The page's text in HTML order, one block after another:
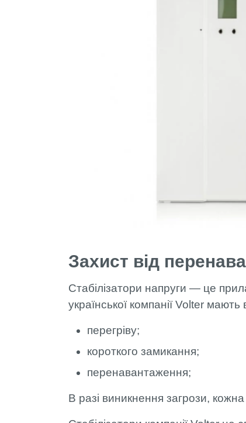
Захист від
Стабілізатори напруги — це
української компанії Volter
перегріву;
короткого замикання;
перенавантаження;
В разі виникнення загрози,